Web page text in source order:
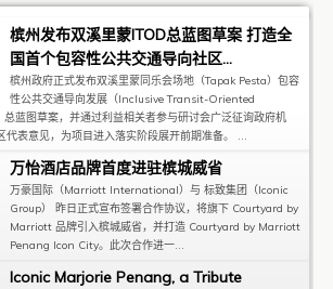
槟州发布双溪里蒙ITOD总蓝图草案 打造全
国首个包容性公共交通导向社区...
槟州政府正式发布双溪里蒙同乐会场地（Tapak Pesta）包容
性公共交通导向发展（Inclusive Transit-Oriented
蓝图草案，并通过利益相关者参与研讨会广泛征询政府机
代表意见，为项目进入落实阶段展开前期准备。 ...
万怡酒店品牌首度进驻槟城威省
万豪国际（Marriott International）与 标致集团（Iconic
Group） 昨日正式宣布签署合作协议，将旗下 Courtyard by
Marriott 品牌引入槟城威省，并打造 Courtyard by Marriott
Penang Icon City。此次合作进一...
Iconic Marjorie Penang, a Tribute